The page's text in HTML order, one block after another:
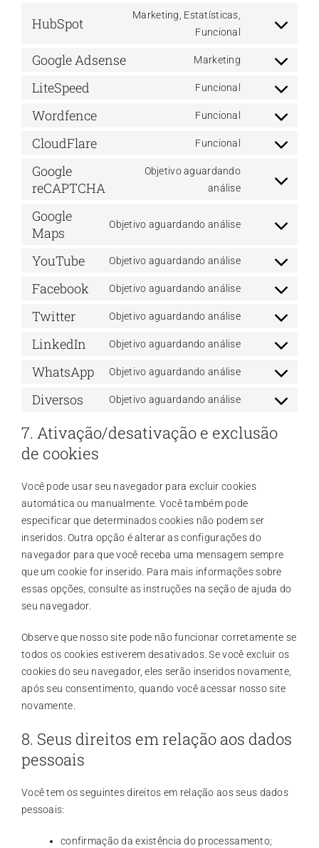
wordpress
service
analytics
HubSpot
Marketing, Estatísticas,
Funcional
Consent
service
hubspot
Google Adsense Marketing
Consent
google-
LiteSpeed Funcional
Consent
litespeed
Wordfence Funcional
Consent
wordfence
CloudFlare Funcional
Consent
service
Google
reCAPTCHA
Objetivo aguardando
análise
Consent
service
recaptcha
Google
Maps
Objetivo aguardando análise
Consent
service
google-
YouTube Objetivo aguardando análise
Consent
youtube
Facebook Objetivo aguardando análise
Consent
facebook
Twitter Objetivo aguardando análise
Consent
twitter
LinkedIn Objetivo aguardando análise
Consent
linkedin
WhatsApp Objetivo aguardando análise
Consent
whatsapp
Diversos Objetivo aguardando análise
Consent
service
7. Ativação/desativação e exclusão
de cookies
Você pode usar seu navegador para excluir cookies
automática ou manualmente. Você também pode
especificar que determinados cookies não podem ser
inseridos. Outra opção é alterar as configurações do
navegador para que você receba uma mensagem sempre
que um cookie for inserido. Para mais informações sobre
essas opções, consulte as instruções na seção de ajuda do
seu navegador.
Observe que nosso site pode não funcionar corretamente se
todos os cookies estiverem desativados. Se você excluir os
cookies do seu navegador, eles serão inseridos novamente,
após seu consentimento, quando você acessar nosso site
novamente.
8. Seus direitos em relação aos dados
pessoais
Você tem os seguintes direitos em relação aos seus dados
pessoais:
confirmação da existência do processamento;